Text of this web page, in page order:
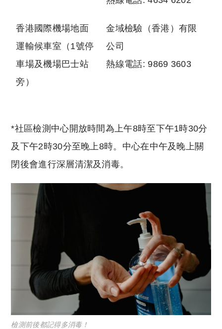
香港國際機場地面
運輸候車室（1號停
車場及機場巴士站
旁）
金域檢驗（香港）有限
公司
熱線電話: 9869 3603
*社區檢測中心開放時間為上午8時至下午1時30分
及下午2時30分至晚上8時。中心在中午及晚上關
閉後會進行深層清潔及消毒。
檢測前後都記得多消毒！